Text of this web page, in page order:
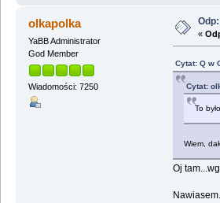
olkapolka
YaBB Administrator
God Member
Wiadomości: 7250
«
Cytat: Q w
Cytat:
To
Wiem,
Oj